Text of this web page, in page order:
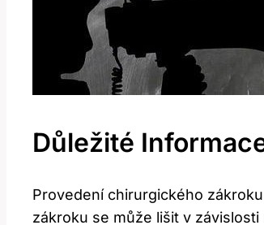
Důležité
Provedení chirurgického
zákroku se může lišit v